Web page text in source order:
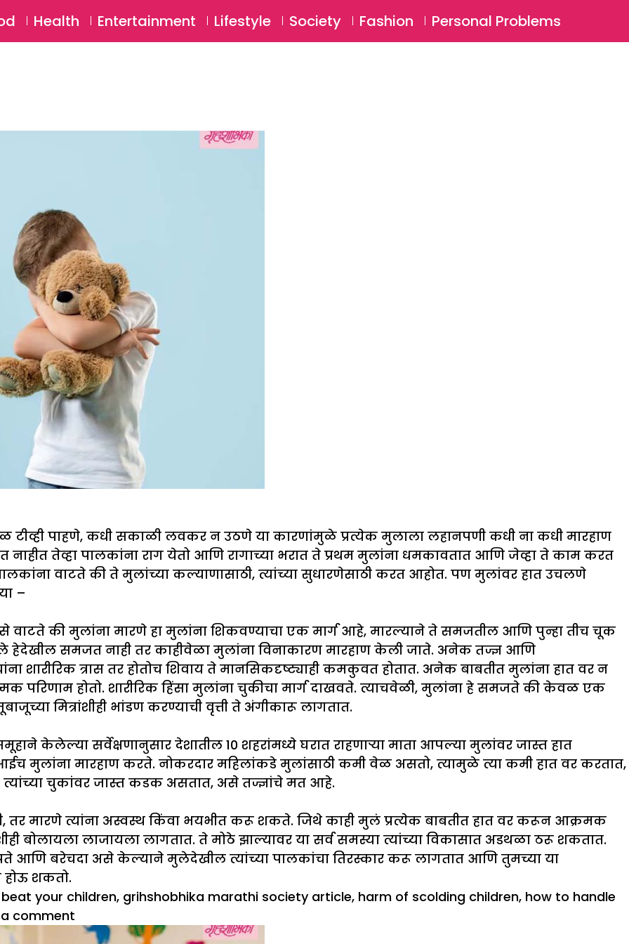
SUBSCRIBE Login ⚲
Health Entertainment Lifestyle Society Fashion Personal Problems
पाहणे, कधी सकाळी लवकर न उठणे या कारणांमुळे प्रत्येक मुलाला लहानपणी कधी ना कधी मारहाण
तेव्हा पालकांना राग येतो आणि रागाच्या भरात ते प्रथम मुलांना धमकावतात आणि जेव्हा ते काम करत
वाटते की ते मुलांच्या कल्याणासाठी, त्यांच्या सुधारणेसाठी करत आहोत. पण मुलांवर हात उचलणे
–
असे वाटते की मुलांना मारणे हा मुलांना शिकवण्याचा एक मार्ग आहे, मारल्याने ते समजतील आणि पुन्हा तीच चूक
हेदेखील समजत नाही तर काहीवेळा मुलांना विनाकारण मारहाण केली जाते. अनेक तज्ज्ञ आणि
शारीरिक त्रास तर होतोच शिवाय ते मानसिकदृष्ट्याही कमकुवत होतात. अनेक बाबतीत मुलांना हात वर न
परिणाम होतो. शारीरिक हिंसा मुलांना चुकीचा मार्ग दाखवते. त्याचवेळी, मुलांना हे समजते की केवळ एक
मित्रांशीही भांडण करण्याची वृत्ती ते अंगीकारू लागतात.
केलेल्या सर्वेक्षणानुसार देशातील 10 शहरांमध्ये घरात राहणाऱ्या माता आपल्या मुलांवर जास्त हात
मुलांना मारहाण करते. नोकरदार महिलांकडे मुलांसाठी कमी वेळ असतो, त्यामुळे त्या कमी हात वर करतात,
चुकांवर जास्त कडक असतात, असे तज्ज्ञांचे मत आहे.
तर मारणे त्यांना अस्वस्थ किंवा भयभीत करू शकते. जिथे काही मुलं प्रत्येक बाबतीत हात वर करून आक्रमक
बोलायला लाजायला लागतात. ते मोठे झाल्यावर या सर्व समस्या त्यांच्या विकासात अडथळा ठरू शकतात.
आणि बरेचदा असे केल्याने मुलेदेखील त्यांच्या पालकांचा तिरस्कार करू लागतात आणि तुमच्या या
होऊ शकतो.
your children, grihshobhika marathi society article, harm of scolding children, how to handle
comment
मारहाण